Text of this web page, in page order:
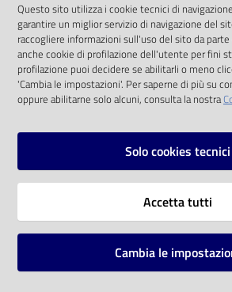
Eventi
Chiedi al
bibliotecario
solo alle condizioni previste dalla
comunitaria 2003/98/CE e dal d.lgs.
SOCIAL
Instagram
Vai alla pagina
Mappa del sito
Questo sito utilizza i cookie tecnici di
garantire un miglior servizio di navigazione del
raccogliere informazioni sull'uso del sito da
anche cookie di profilazione dell'utente per fini
profilazione puoi decidere se abilitarli o meno
'Cambia le impostazioni'. Per saperne di più su
oppure abilitarne solo alcuni, consulta la nostra
Solo cookies tecnici
Accetta tutti
Cambia le